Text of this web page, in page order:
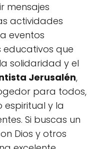
mensajes
actividades
eventos
que
solidaridad y el
Jerusalén,
para todos,
y la
Si buscas un
Dios y otros